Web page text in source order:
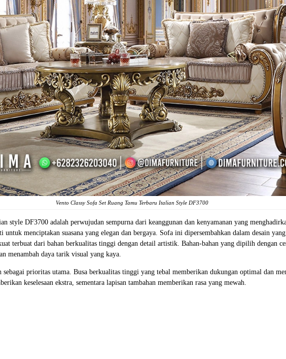
Vento Classy Sofa Set Ruang Tamu Terbaru Italian Style DF3700
style DF3700 adalah perwujudan sempurna dari keanggunan dan kenyamanan yang
menciptakan suasana yang elegan dan bergaya. Sofa ini dipersembahkan dalam desain
terbuat dari bahan berkualitas tinggi dengan detail artistik. Bahan-bahan yang dipilih dengan
menambah daya tarik visual yang kaya.
sebagai prioritas utama. Busa berkualitas tinggi yang tebal memberikan dukungan optimal dan
keselesaan ekstra, sementara lapisan tambahan memberikan rasa yang mewah.